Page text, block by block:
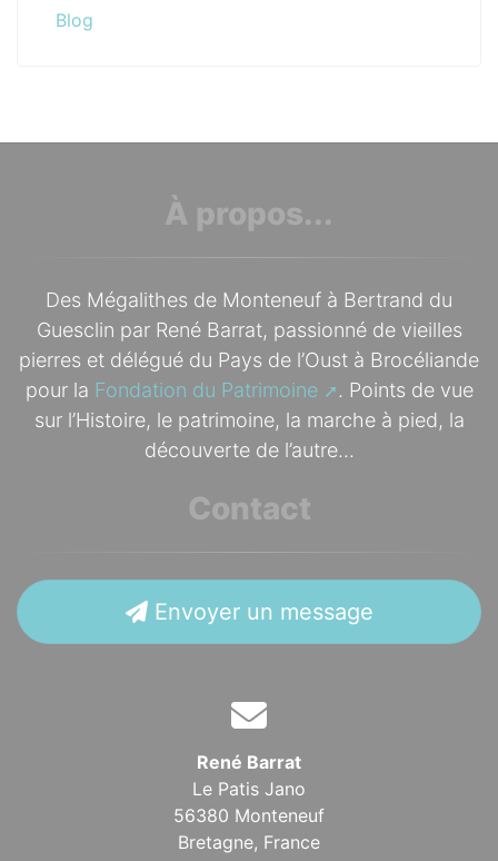
Blog
À propos...
Des Mégalithes de Monteneuf à Bertrand du
Guesclin par René Barrat, passionné de vieilles
pierres et délégué du Pays de l’Oust à Brocéliande
pour la Fondation du Patrimoine
. Points de vue
sur l’Histoire, le patrimoine, la marche à pied, la
découverte de l’autre...
Contact
Envoyer un message
René Barrat
Le Patis Jano
56380 Monteneuf
Bretagne, France